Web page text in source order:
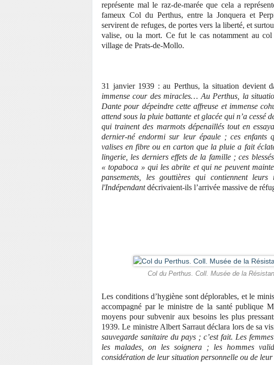
représente mal le raz-de-marée que cela a
fameux Col du Perthus, entre la Jonquera et
servirent de refuges, de portes vers la liberté, et
valise, ou la mort. Ce fut le cas notamment au
village de Prats-de-Mollo.
31 janvier 1939 : au Perthus, la situation devient
immense cour des miracles… Au Perthus, la
Dante pour dépeindre cette affreuse et immense
attend sous la pluie battante et glacée qui n’a cessé
qui trainent des marmots dépenaillés tout en
dernier-né endormi sur leur épaule ; ces enfants
valises en fibre ou en carton que la pluie a fait
lingerie, les derniers effets de la famille ; ces
« topaboca » qui les abrite et qui ne peuvent
pansements, les gouttières qui contiennent leurs
l'Indépendantdécrivaient-ils l’arrivée massive de
Col du Perthus. Coll. Musée de la
Les conditions d’hygiène sont déplorables, et le
accompagné par le ministre de la santé publique
moyens pour subvenir aux besoins les plus
1939. Le ministre Albert Sarraut déclara lors de sa
sauvegarde sanitaire du pays ; c’est fait. Les
les malades, on les soignera ; les hommes
considération de leur situation personnelle ou de